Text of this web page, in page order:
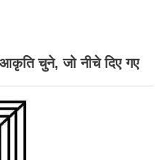
चुने, जो नीचे दिए गए